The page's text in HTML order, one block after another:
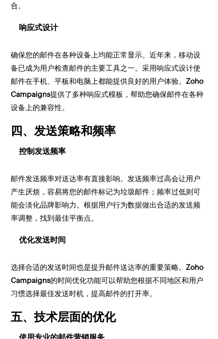
合。
响应式设计
确保您的邮件在各种设备上均能正常显示。近年来，移动设
备已成为用户检查邮件的主要工具之一。采用响应式设计使
邮件在手机、平板和电脑上都能提供良好的用户体验。Zoho
Campaigns提供了多种响应式模板，帮助您确保邮件在各种
设备上的兼容性。
四、发送策略和频率
控制发送频率
邮件发送频率对送达率有直接影响。发送频率过高会让用户
产生厌烦，容易将您的邮件标记为垃圾邮件；频率过低则可
能会淡化品牌影响力。根据用户行为数据做出合适的发送频
率调整，找到最佳平衡点。
优化发送时间
选择合适的发送时间也是提升邮件送达率的重要策略。Zoho
Campaigns的时间优化功能可以帮助您根据不同地区和用户
习惯选择最佳发送时机，提高邮件的打开率。
五、技术层面的优化